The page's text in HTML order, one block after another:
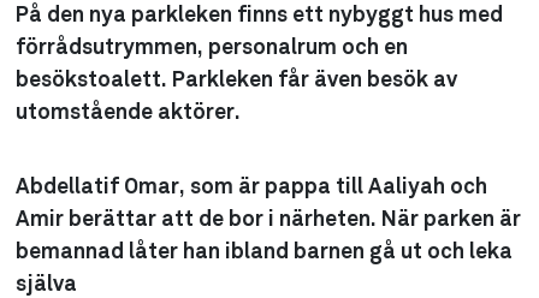
På den nya parkleken finns ett nybyggt hus med
förrådsutrymmen, personalrum och en
besökstoalett. Parkleken får även besök av
utomstående aktörer.
Abdellatif Omar, som är pappa till Aaliyah och
Amir berättar att de bor i närheten. När parken är
bemannad låter han ibland barnen gå ut och leka
själva